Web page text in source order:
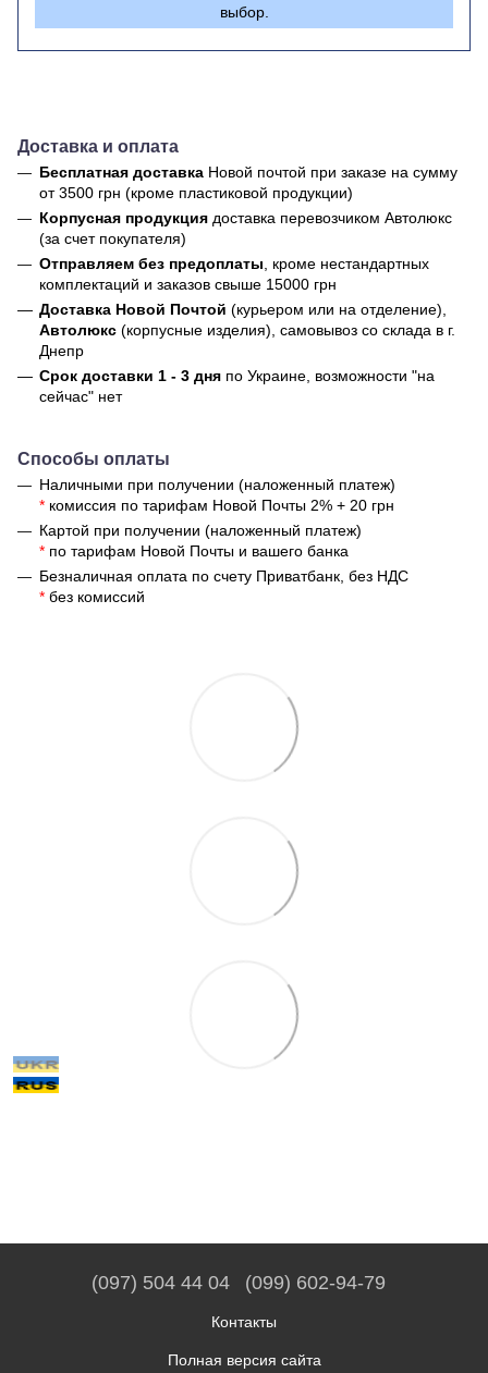
выбор.
Доставка и оплата
Бесплатная доставка Новой почтой при заказе на сумму
от 3500 грн (кроме пластиковой продукции)
Корпусная продукция доставка перевозчиком Автолюкс
(за счет покупателя)
Отправляем без предоплаты , кроме нестандартных
комплектаций и заказов свыше 15000 грн
Доставка Новой Почтой (курьером или на отделение),
Автолюкс (корпусные изделия), самовывоз со склада в г.
Днепр
Срок доставки 1 - 3 дня по Украине, возможности "на
сейчас" нет
Способы оплаты
Наличными при получении (наложенный платеж)
* комиссия по тарифам Новой Почты 2% + 20 грн
Картой при получении (наложенный платеж)
* по тарифам Новой Почты и вашего банка
Безналичная оплата по счету Приватбанк, без НДС
* без комиссий
(097) 504 44 04 (099) 602-94-79
Контакты
Полная версия сайта